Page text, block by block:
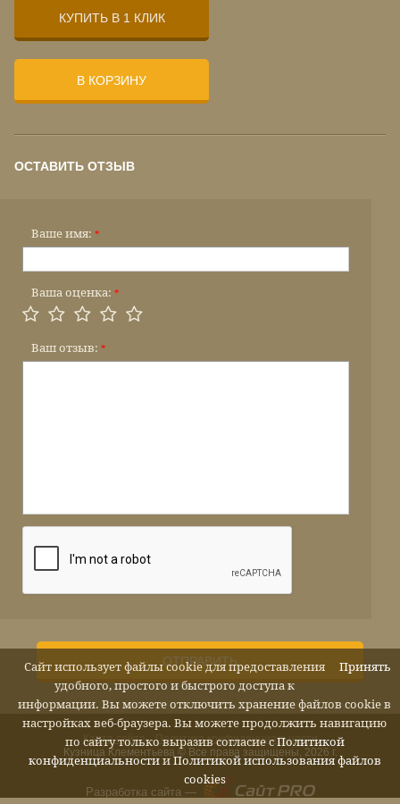
КУПИТЬ В 1 КЛИК
В КОРЗИНУ
ОСТАВИТЬ ОТЗЫВ
Ваше имя: *
Ваша оценка: *
Ваш отзыв: *
ОТПРАВИТЬ
Кузница Клементьева © Все права защищены, 2026 г.
Карта сайта Политика конфиденциальности
Разработка сайта —
Принять
Сайт использует файлы cookie для предоставления
удобного, простого и быстрого доступа к
информации. Вы можете отключить хранение файлов cookie в
настройках веб-браузера. Вы можете продолжить навигацию
по сайту только выразив согласие с Политикой
конфиденциальностии Политикой использования файлов
cookies